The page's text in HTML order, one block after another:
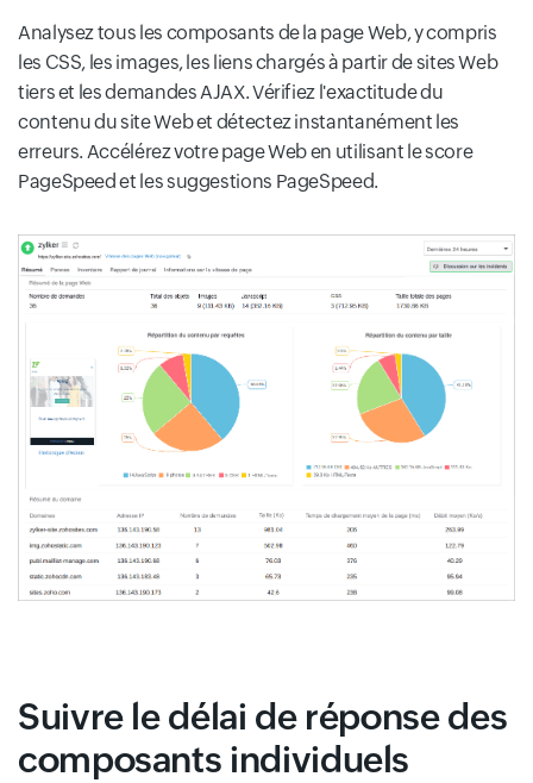
Analysez tous les composants de la page Web, y compris
les CSS, les images, les liens chargés à partir de sites Web
tiers et les demandes AJAX. Vérifiez l'exactitude du
contenu du site Web et détectez instantanément les
erreurs. Accélérez votre page Web en utilisant le score
PageSpeed et les suggestions PageSpeed.
Suivre le délai de réponse des
composants individuels